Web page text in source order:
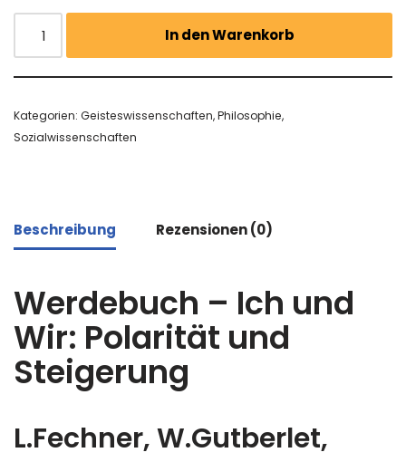
In den Warenkorb
Kategorien: Geisteswissenschaften,Philosophie,
Sozialwissenschaften
Beschreibung Rezensionen (0)
Werdebuch – Ich und
Wir: Polarität und
Steigerung
L.Fechner, W.Gutberlet,